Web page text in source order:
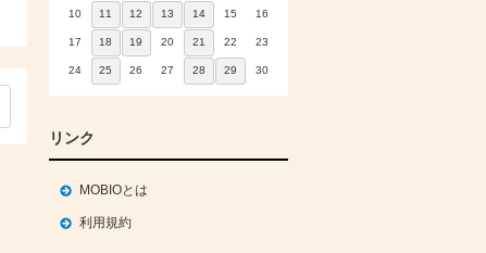
10 11 12 13 14 15 16
17 18 19 20 21 22 23
24 25 26 27 28 29 30
リンク
MOBIOとは
利用規約